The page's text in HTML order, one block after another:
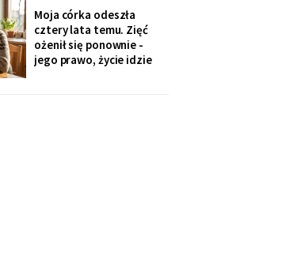
podnosząc głowy znad
talerza: „bo widziałam,
jak babcia trzy lata
zajmowała się dziadkiem.
Też chcę tak
Moja córka odeszła
cztery lata temu. Zięć
ożenił się ponownie -
jego prawo, życie idzie